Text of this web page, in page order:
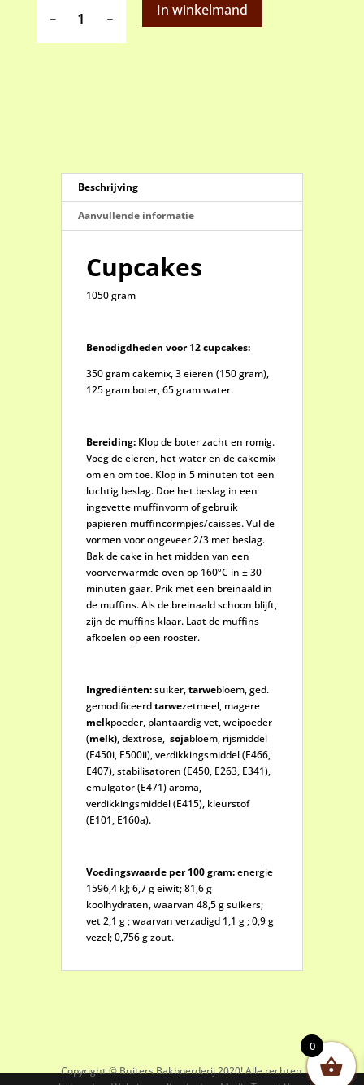
aantal
In winkelmand
Beschrijving
Aanvullende informatie
Cupcakes
1050 gram
Benodigdheden voor 12 cupcakes:
350 gram cakemix, 3 eieren (150 gram),
125 gram boter, 65 gram water.
Bereiding: Klop de boter zacht en romig.
Voeg de eieren, het water en de cakemix
om en om toe. Klop in 5 minuten tot een
luchtig beslag. Doe het beslag in een
ingevette muffinvorm of gebruik
papieren muffincormpjes/caisses. Vul de
vormen voor ongeveer 2/3 met beslag.
Bak de cake in het midden van een
voorverwarmde oven op 160ºC in ± 30
minuten gaar. Prik met een breinaald in
de muffins. Als de breinaald schoon blijft,
zijn de muffins klaar. Laat de muffins
afkoelen op een rooster.
Ingrediënten:suiker,tarwebloem, ged.
gemodificeerdtarwezetmeel, magere
melkpoeder, plantaardig vet, weipoeder
(melk), dextrose,sojabloem, rijsmiddel
(E450i, E500ii), verdikkingsmiddel (E466,
E407), stabilisatoren (E450, E263, E341),
emulgator (E471) aroma,
verdikkingsmiddel (E415), kleurstof
(E101, E160a).
Voedingswaarde per 100 gram:energie
1596,4 kJ; 6,7 g eiwit; 81,6 g
koolhydraten, waarvan 48,5 g suikers;
vet 2,1 g ; waarvan verzadigd 1,1 g ; 0,9 g
vezel; 0,756 g zout.
Copyright © Buiters Bakboerderij 2020! Alle rechten
0